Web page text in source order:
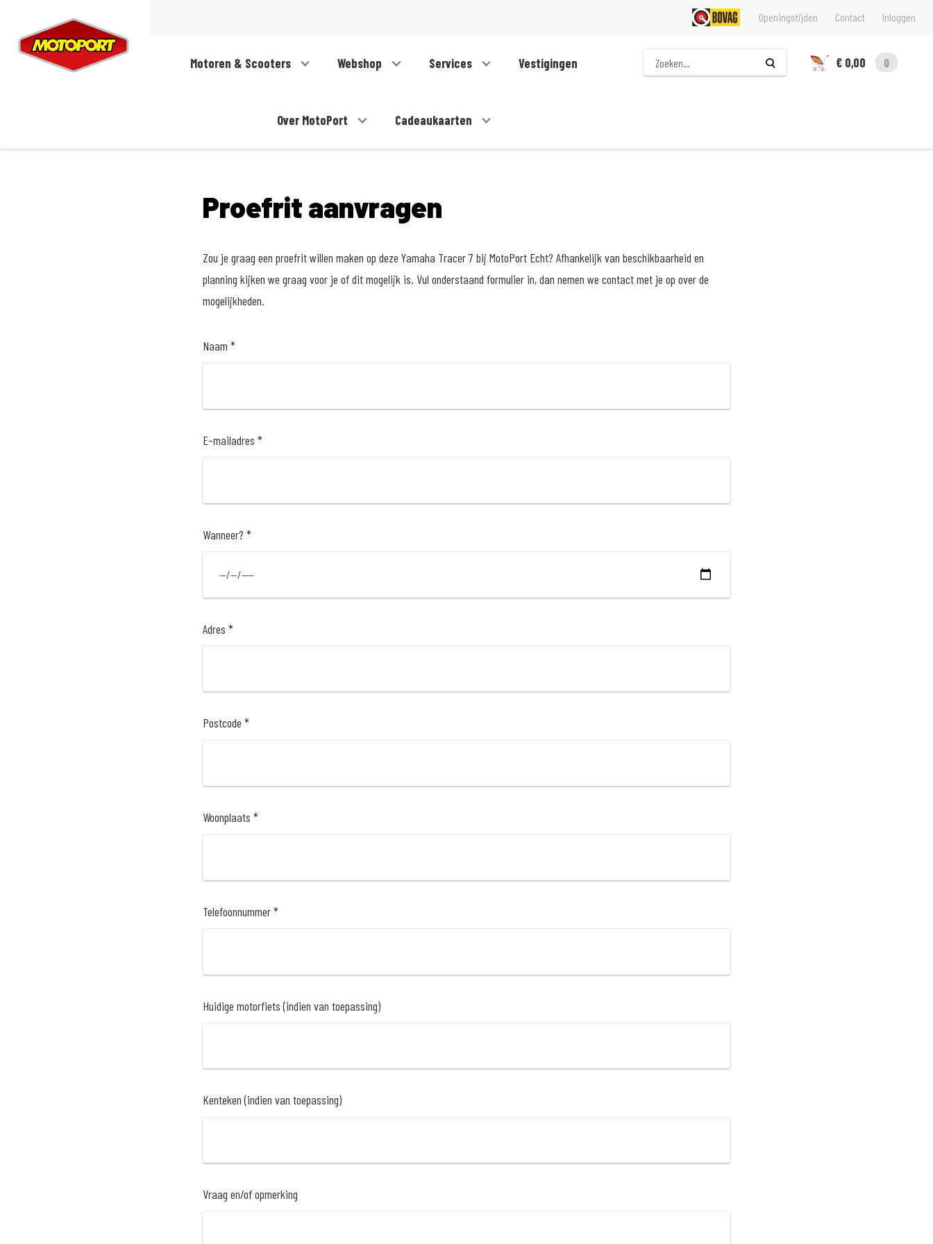
Openingstijden Contact Inloggen
Motoren & Scooters Webshop Services Vestigingen
Over MotoPort Cadeaukaarten
Zoeken
€ 0,00
0
Proefrit aanvragen
Zou je graag een proefrit willen maken op deze Yamaha Tracer 7 bij MotoPort Echt? Afhankelijk van beschikbaarheid en
planning kijken we graag voor je of dit mogelijk is. Vul onderstaand formulier in, dan nemen we contact met je op over de
mogelijkheden.
Naam *
E-mailadres *
Wanneer? *
Adres *
Postcode *
Woonplaats *
Telefoonnummer *
Huidige motorfiets (indien van toepassing)
Kenteken (indien van toepassing)
Vraag en/of opmerking